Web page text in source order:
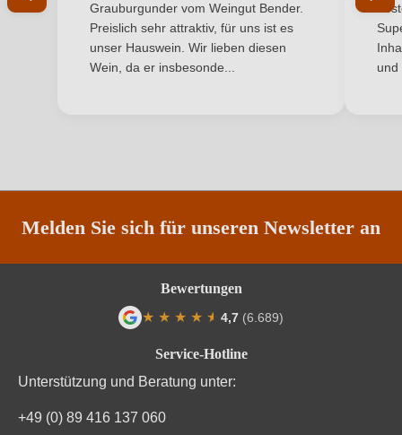
Ort Thal
Käse, Rotes Fleisch, Wild
Traubenfarbe
Weinart Weißwein
Nährwertangaben
Durchschnittliche nährwertangaben
Ich habe mein Passwort vergessen
Grauburgunder vom Weingut Bender.
Preislich sehr attraktiv, für uns ist es
unser Hauswein. Wir lieben diesen
Wein, da er insbesonde...
und
Melden Sie sich für unseren Newsletter an
Service-Hotline
Unterstützung und Beratung unter:
+49 (0) 89 416 137 060
Bewertungen
★ ★ ★ ★ ★
★ 4,7 (6.689)